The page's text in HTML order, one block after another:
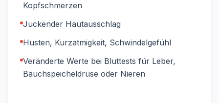
Kopfschmerzen
Juckender Hautausschlag
Husten, Kurzatmigkeit, Schwindelgefühl
Veränderte Werte bei Bluttests für Leber,
Bauchspeicheldrüse oder Nieren